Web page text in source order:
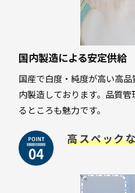
国内製造による安定供給
国産で白度・純度が高い高
内製造しております。品質
るところも魅力です。
高スペック